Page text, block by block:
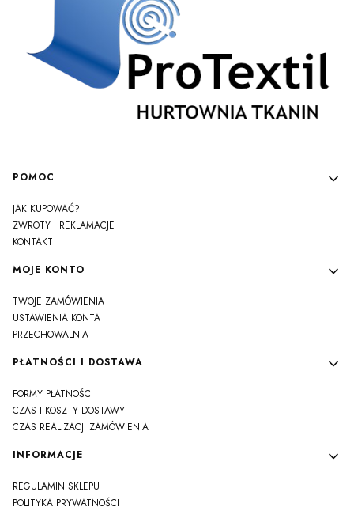
Linki w stopce
POMOC
JAK KUPOWAĆ?
ZWROTY I REKLAMACJE
KONTAKT
MOJE KONTO
TWOJE ZAMÓWIENIA
USTAWIENIA KONTA
PRZECHOWALNIA
PŁATNOŚCI I DOSTAWA
FORMY PŁATNOŚCI
CZAS I KOSZTY DOSTAWY
CZAS REALIZACJI ZAMÓWIENIA
INFORMACJE
REGULAMIN SKLEPU
POLITYKA PRYWATNOŚCI